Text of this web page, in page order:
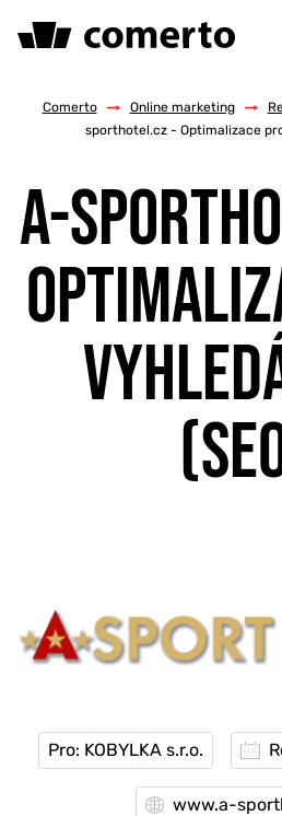
ONLINE
TVORBA WEBU
PORADENSTVÍ
REFERENCE
O NÁS
KONTAKTY
Comerto / Online marketing /
sporthotel.cz - Optimalizace
A-
Pro: KOBYLKA s.r.o.
www.a-